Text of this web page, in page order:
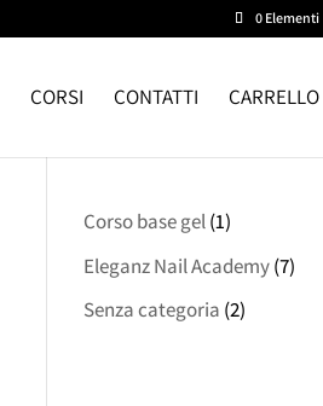
0 Elementi
CORSI CONTATTI CARRELLO
Corso base gel(1)
Eleganz Nail Academy(7)
Senza categoria (2)